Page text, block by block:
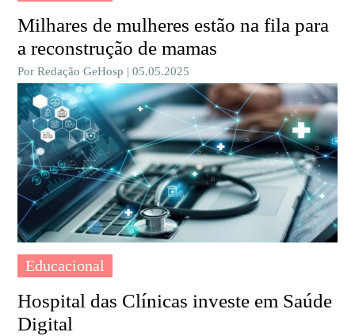
Milhares de mulheres estão na fila para
a reconstrução de mamas
Por Redação GeHosp | 05.05.2025
Educacional
Hospital das Clínicas investe em Saúde
Digital